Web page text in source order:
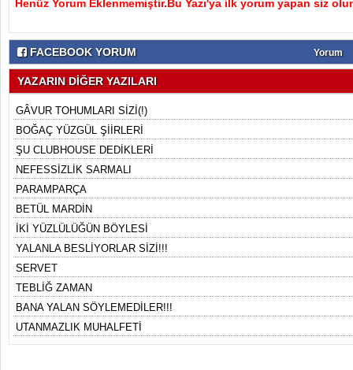
Henüz Yorum Eklenmemiştir.Bu Yazı'ya ilk yorum yapan siz
FACEBOOK YORUM Yorum
YAZARIN DİĞER YAZILARI
GÂVUR TOHUMLARI SİZİ(!)
BOĞAÇ YÜZGÜL ŞİİRLERİ
ŞU CLUBHOUSE DEDİKLERİ
NEFESSİZLİK SARMALI
PARAMPARÇA
BETÜL MARDİN
İKİ YÜZLÜLÜĞÜN BÖYLESİ
YALANLA BESLİYORLAR SİZİ!!!
SERVET
TEBLİĞ ZAMAN
BANA YALAN SÖYLEMEDİLER!!!
UTANMAZLIK MUHALFETİ